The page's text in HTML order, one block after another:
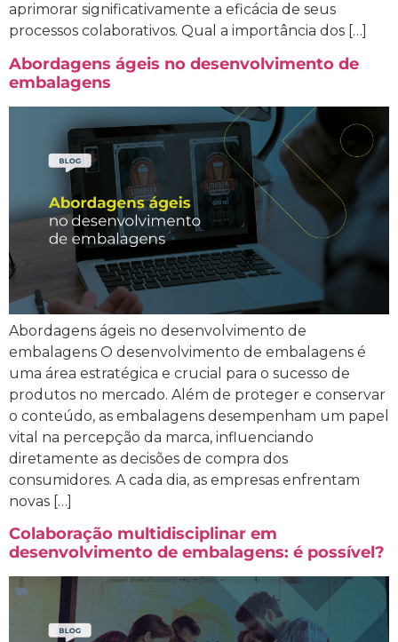
aprimorar significativamente a eficácia de seus
processos colaborativos. Qual a importância dos […]
Abordagens ágeis no desenvolvimento de
embalagens
Abordagens ágeis no desenvolvimento de
embalagens O desenvolvimento de embalagens é
uma área estratégica e crucial para o sucesso de
produtos no mercado. Além de proteger e conservar
o conteúdo, as embalagens desempenham um papel
vital na percepção da marca, influenciando
diretamente as decisões de compra dos
consumidores. A cada dia, as empresas enfrentam
novas […]
Colaboração multidisciplinar em
desenvolvimento de embalagens: é possível?